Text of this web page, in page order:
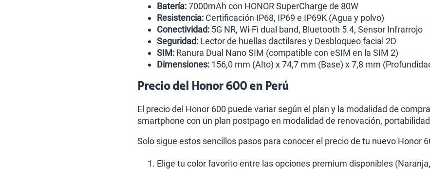
Batería:7000mAh con HONOR SuperCharge de 80W
Resistencia: Certificación IP68, IP69 e IP69K (Agua y polvo)
Conectividad: 5G NR, Wi-Fi dual band, Bluetooth 5.4, Sensor Infrarrojo
Seguridad: Lector de huellas dactilares y Desbloqueo facial 2D
SIM: Ranura Dual Nano SIM (compatible con eSIM en la SIM 2)
Dimensiones: 156,0 mm (Alto) x 74,7 mm (Base) x 7,8 mm
Precio del Honor 600 en Perú
El precio del Honor 600 puede variar según el plan y la modalidad de
smartphone con un plan postpago en modalidad de renovación,
Solo sigue estos sencillos pasos para conocer el precio de tu nuevo Honor
Elige tu color favorito entre las opciones premium disponibles